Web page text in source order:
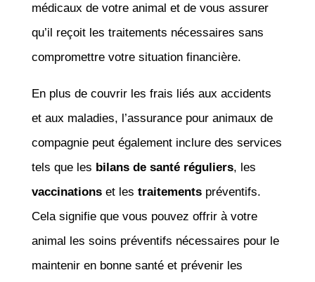
médicaux de votre animal et de vous assurer
qu’il reçoit les traitements nécessaires sans
compromettre votre situation financière.
En plus de couvrir les frais liés aux accidents
et aux maladies, l’assurance pour animaux de
compagnie peut également inclure des services
tels que les bilans de santé réguliers, les
vaccinationset les traitementspréventifs.
Cela signifie que vous pouvez offrir à votre
animal les soins préventifs nécessaires pour le
maintenir en bonne santé et prévenir les